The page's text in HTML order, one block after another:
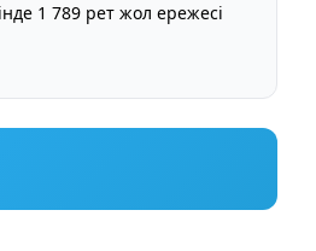
1 789 рет жол ережесі